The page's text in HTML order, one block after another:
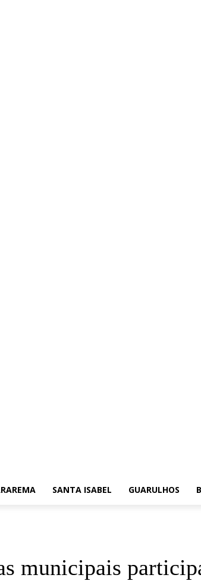
SANTA ISABEL GUARULHOS
municipais